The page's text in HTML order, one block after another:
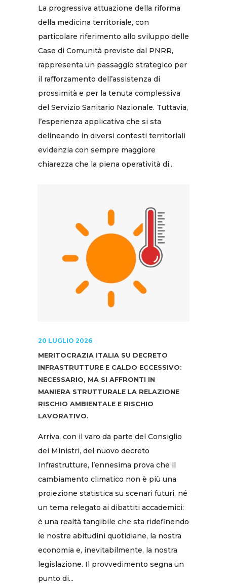
La progressiva attuazione della riforma
della medicina territoriale, con
particolare riferimento allo sviluppo delle
Case di Comunità previste dal PNRR,
rappresenta un passaggio strategico per
il rafforzamento dell’assistenza di
prossimità e per la tenuta complessiva
del Servizio Sanitario Nazionale. Tuttavia,
l’esperienza applicativa che si sta
delineando in diversi contesti territoriali
evidenzia con sempre maggiore
chiarezza che la piena operatività di...
20 LUGLIO 2026
MERITOCRAZIA ITALIA SU DECRETO
INFRASTRUTTURE E CALDO ECCESSIVO:
NECESSARIO, MA SI AFFRONTI IN
MANIERA STRUTTURALE LA RELAZIONE
RISCHIO AMBIENTALE E RISCHIO
LAVORATIVO.
Arriva, con il varo da parte del Consiglio
dei Ministri, del nuovo decreto
Infrastrutture, l’ennesima prova che il
cambiamento climatico non è più una
proiezione statistica su scenari futuri, né
un tema relegato ai dibattiti accademici:
è una realtà tangibile che sta ridefinendo
le nostre abitudini quotidiane, la nostra
economia e, inevitabilmente, la nostra
legislazione. Il provvedimento segna un
punto di...